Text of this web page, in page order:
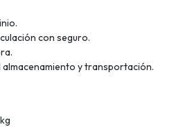
con seguro.
almacenamiento y transportación.